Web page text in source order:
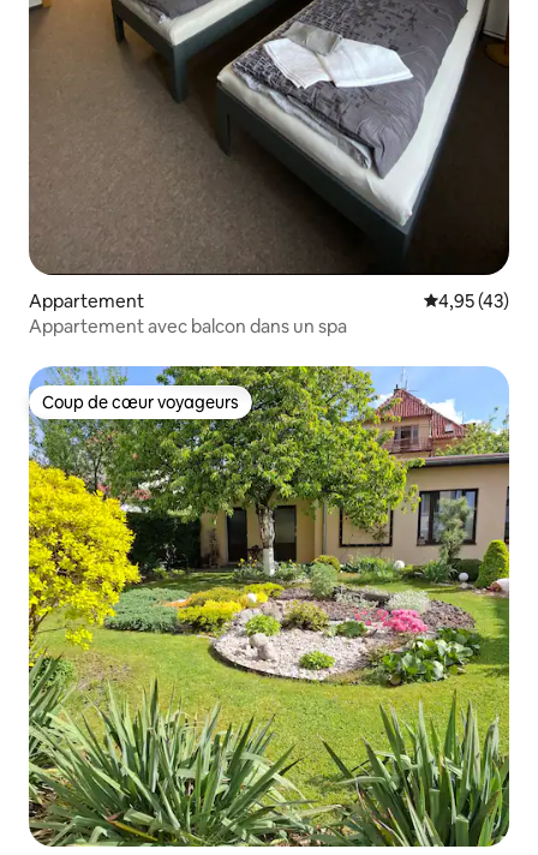
Appartement Évaluation
4,95 (43)
Appartement avec balcon dans un spa
Coup de cœur voyageurs
Coup de cœur voyageurs